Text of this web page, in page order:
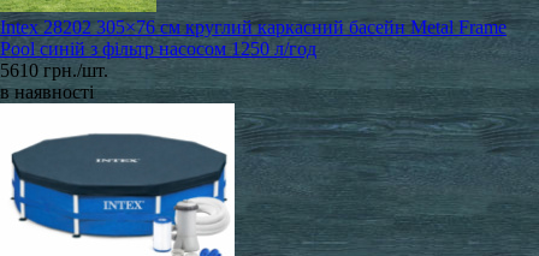
Intex 28202 305×76 см круглий каркасний басейн Metal Frame
Pool синій з фільтр насосом 1250 л/год
5610 грн./шт.
в наявності